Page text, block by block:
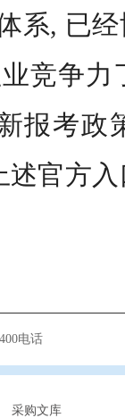
系, 已
竞争力
报考
述官方
电话
采购文库